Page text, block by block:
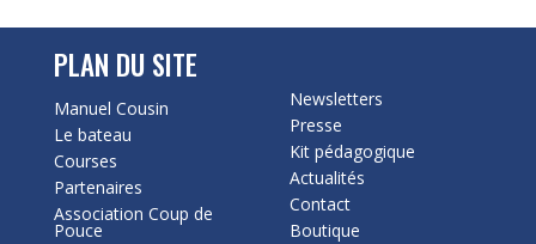
PLAN DU SITE
Manuel Cousin
Le bateau
Courses
Partenaires
Association Coup de
Pouce
Newsletters
Presse
Kit pédagogique
Actualités
Contact
Boutique